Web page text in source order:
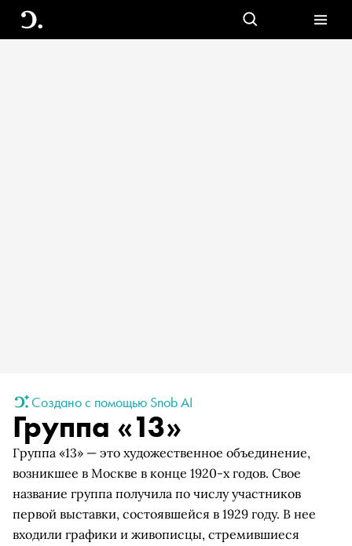
Создано с помощью Snob AI
Группа «13»
Группа «13» — это художественное объединение,
возникшее в Москве в конце 1920-х годов. Свое
название группа получила по числу участников
первой выставки, состоявшейся в 1929 году. В нее
входили графики и живописцы, стремившиеся